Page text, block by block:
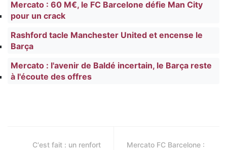
Mercato : 60 M€, le FC Barcelone défie Man City
pour un crack
Rashford tacle Manchester United et encense le
Barça
Mercato : l'avenir de Baldé incertain, le Barça reste
à l'écoute des offres
C'est fait : un renfort
Mercato FC Barcelone :